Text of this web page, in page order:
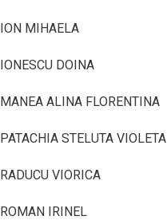
ION MIHAELA
IONESCU DOINA
MANEA ALINA FLORENTINA
PATACHIA STELUTA VIOLETA
RADUCU VIORICA
ROMAN IRINEL